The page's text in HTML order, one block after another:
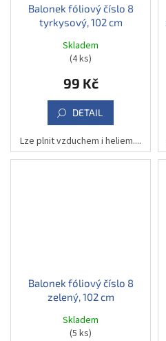
Balonek fóliový číslo 8
tyrkysový, 102 cm
Skladem
(4 ks)
99 Kč
DETAIL
Lze plnit vzduchem i heliem....
Balonek fóliový číslo 8
zelený, 102 cm
Skladem
(5 ks)